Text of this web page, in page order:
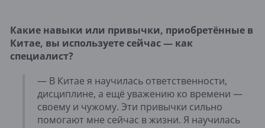
Какие навыки или привычки, приобретённые в
Китае, вы используете сейчас — как
специалист?
— В Китае я научилась ответственности,
дисциплине, а ещё уважению ко времени —
своему и чужому. Эти привычки сильно
помогают мне сейчас в жизни. Я научилась